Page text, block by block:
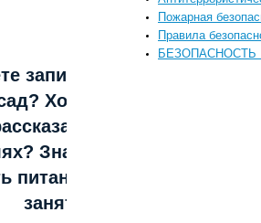
записать
Хотите
о
Знаете,
питание и
занятия?
Пожарная
Правила